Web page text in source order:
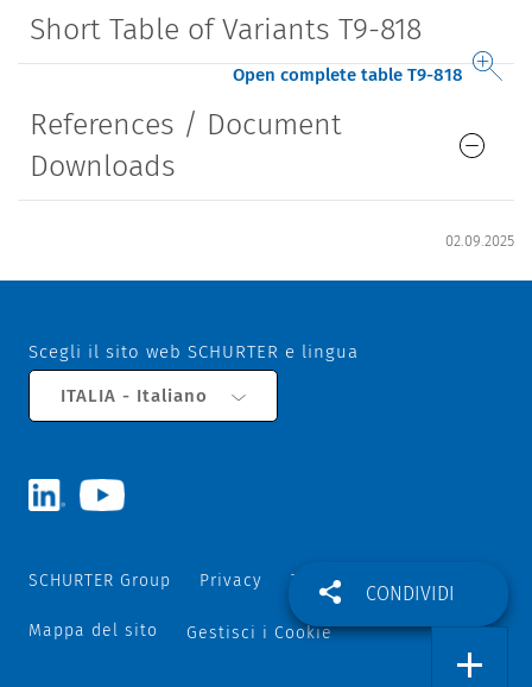
Short Table of Variants T9-818
Open complete table T9-818
References / Document
Downloads
02.09.2025
CONDIVIDI
Scegli il sito web SCHURTER e lingua
ITALIA - Italiano
SCHURTER Group Privacy Termini e Condizioni
Mappa del sito Gestisci i Cookie